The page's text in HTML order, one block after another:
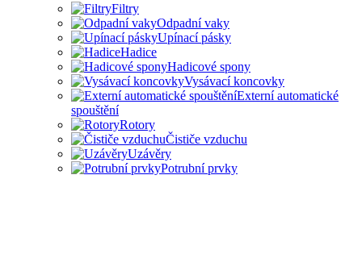
Filtry
Odpadní vaky
Upínací pásky
Hadice
Hadicové spony
Vysávací koncovky
Externí automatické
spouštění
Rotory
Čističe vzduchu
Uzávěry
Potrubní prvky